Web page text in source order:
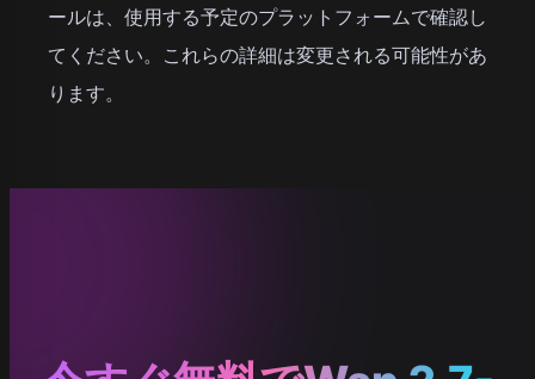
ールは、使用する予定のプラットフォームで確認し
てください。これらの詳細は変更される可能性があ
ります。